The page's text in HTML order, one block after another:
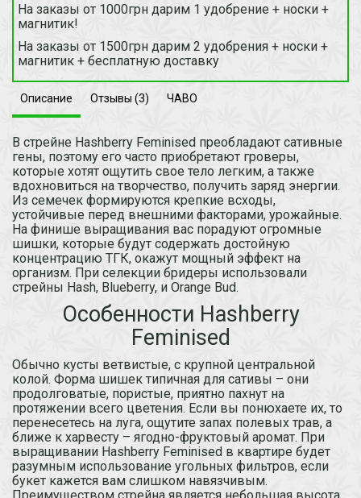
На заказы от 1000грн дарим 1 удобрение + носки +
магнитик!
На заказы от 1500грн дарим 2 удобрения + носки +
магнитик + бесплатную доставку
Описание Отзывы (3) ЧАВО
В стрейне Hashberry Feminised преобладают сативные
гены, поэтому его часто приобретают гроверы,
которые хотят ощутить свое тело легким, а также
вдохновиться на творчество, получить заряд энергии.
Из семечек формируются крепкие всходы,
устойчивые перед внешними факторами, урожайные.
На финише выращивания вас порадуют огромные
шишки, которые будут содержать достойную
концентрацию ТГК, окажут мощный эффект на
организм. При селекции бридеры использовали
стрейны Hash, Blueberry, и Orange Bud.
Особенности Hashberry
Feminised
Обычно кусты ветвистые, с крупной центральной
колой. Форма шишек типичная для сативы – они
продолговатые, пористые, приятно пахнут на
протяжении всего цветения. Если вы понюхаете их, то
перенесетесь на луга, ощутите запах полевых трав, а
ближе к харвесту – ягодно-фруктовый аромат. При
выращивании Hashberry Feminised в квартире будет
разумным использование угольных фильтров, если
букет кажется вам слишком навязчивым.